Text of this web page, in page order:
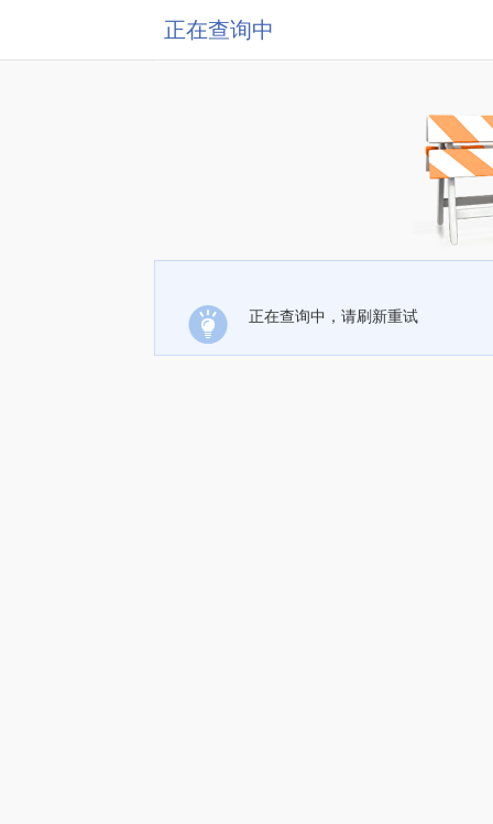
正在查询中
正在查询中，请刷新重试